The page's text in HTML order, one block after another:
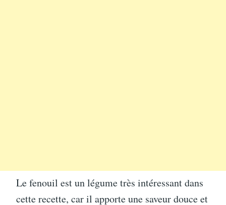
Le fenouil est un légume très intéressant dans
cette recette, car il apporte une saveur douce et